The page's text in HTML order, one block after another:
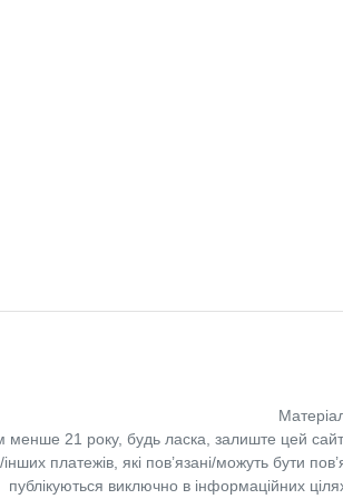
21 року, будь ласка, залиште цей сайт.
інших платежів, які пов’язані/можуть бути
публікуються виключно в інформаційних